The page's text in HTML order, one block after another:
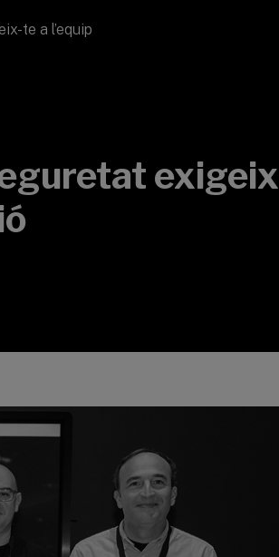
te a l’equip
exigeix